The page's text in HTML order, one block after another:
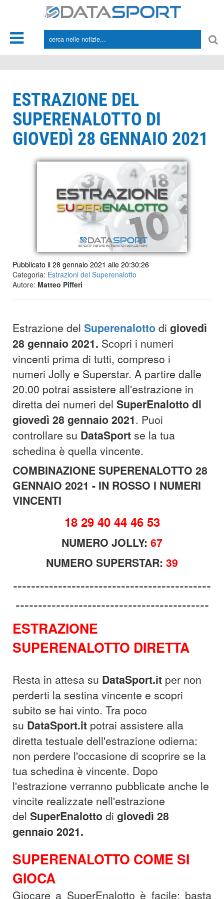
ESTRAZIONE DEL
SUPERENALOTTO DI
GIOVEDÌ 28 GENNAIO 2021
Pubblicato il 28 gennaio 2021 alle 20:30:26
Categoria: Estrazioni del Superenalotto
Autore: Matteo Pifferi
Estrazione del Superenalotto di giovedì
28 gennaio 2021. Scopri i numeri
vincenti prima di tutti, compreso i
numeri Jolly e Superstar. A partire dalle
20.00 potrai assistere all'estrazione in
diretta dei numeri del SuperEnalotto di
giovedì 28 gennaio 2021. Puoi
controllare su DataSport se la tua
schedina è quella vincente.
COMBINAZIONE SUPERENALOTTO 28
GENNAIO 2021 - IN ROSSO I NUMERI
VINCENTI
18 29 40 44 46 53
NUMERO JOLLY: 67
NUMERO SUPERSTAR: 39
--------------------------------------------
-------------------------------------------
ESTRAZIONE
SUPERENALOTTO DIRETTA
Resta in attesa su DataSport.it per non
perderti la sestina vincente e scopri
subito se hai vinto. Tra poco
su DataSport.it potrai assistere alla
diretta testuale dell'estrazione odierna:
non perdere l'occasione di scoprire se la
tua schedina è vincente. Dopo
l'estrazione verranno pubblicate anche le
vincite realizzate nell'estrazione
del SuperEnalotto di giovedì 28
gennaio 2021.
SUPERENALOTTO COME SI
GIOCA
Giocare a SuperEnalotto è facile: basta